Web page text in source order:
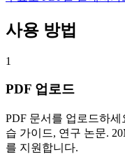
사용 방법
1
PDF 업로드
PDF 문서를 업로드하
습 가이드, 연구 논문.
를 지원합니다.